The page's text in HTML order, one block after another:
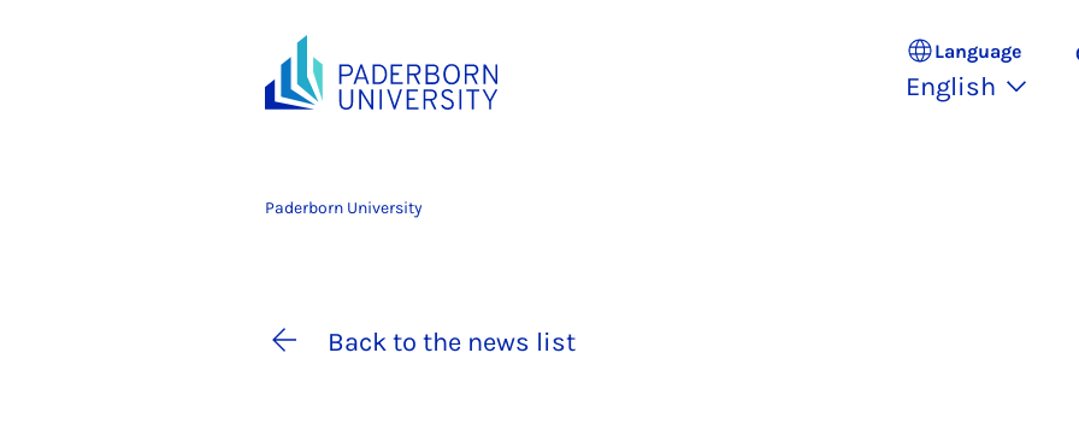
Language
English
Paderborn University
Back to the news list